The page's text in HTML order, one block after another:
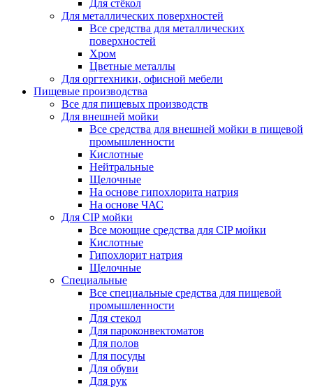
Для стёкол
Для металлических поверхностей
Все средства для металлических
поверхностей
Хром
Цветные металлы
Для оргтехники, офисной мебели
Пищевые производства
Все для пищевых производств
Для внешней мойки
Все средства для внешней мойки в пищевой
промышленности
Кислотные
Нейтральные
Щелочные
На основе гипохлорита натрия
На основе ЧАС
Для CIP мойки
Все моющие средства для CIP мойки
Кислотные
Гипохлорит натрия
Щелочные
Специальные
Все специальные средства для пищевой
промышленности
Для стекол
Для пароконвектоматов
Для полов
Для посуды
Для обуви
Для рук